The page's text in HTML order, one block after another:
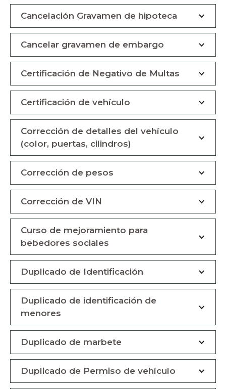
Cancelación Gravamen de hipoteca
Cancelar gravamen de embargo
Certificación de Negativo de Multas
Certificación de vehículo
Corrección de detalles del vehículo
(color, puertas, cilindros)
Corrección de pesos
Corrección de VIN
Curso de mejoramiento para
bebedores sociales
Duplicado de Identificación
Duplicado de identificación de
menores
Duplicado de marbete
Duplicado de Permiso de vehículo